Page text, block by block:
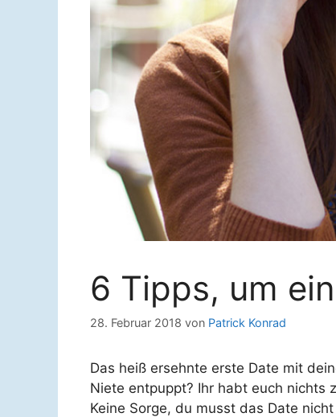
6 Tipps, um
28. Februar 2018 von Patrick Konrad
Das heiß ersehnte erste Date mit
Niete entpuppt? Ihr habt euch nichts
Keine Sorge, du musst das Date